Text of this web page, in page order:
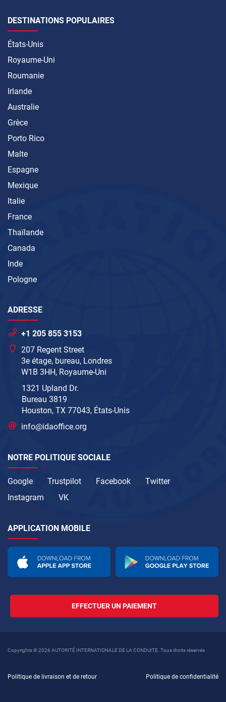
DESTINATIONS POPULAIRES
États-Unis
Royaume-Uni
Roumanie
Irlande
Australie
Grèce
Porto Rico
Malte
Espagne
Mexique
Italie
France
Thaïlande
Canada
Inde
Pologne
ADRESSE
+1 205 855 3153
207 Regent Street
3e étage, bureau, Londres
W1B 3HH, Royaume-Uni
1321 Upland Dr.
Bureau 3819
Houston, TX 77043, États-Unis
info@idaoffice.org
NOTRE POLITIQUE SOCIALE
Google Trustpilot Facebook
Twitter
Instagram
VK
APPLICATION MOBILE
EFFECTUER UN PAIEMENT
Copyrights © 2026 AUTORITÉ INTERNATIONALE DE LA CONDUITE. Tous droits réservés
Politique de livraison et de retour Politique de confidentialité